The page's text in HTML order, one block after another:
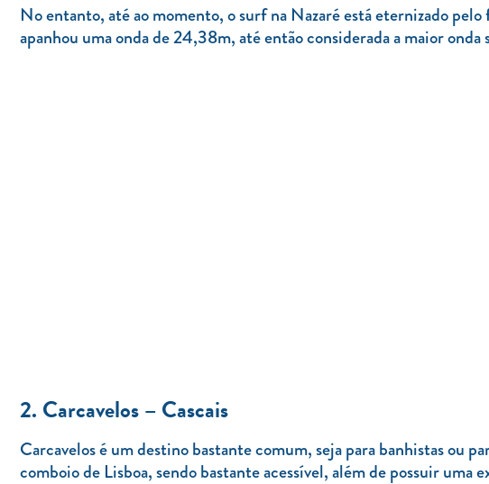
No entanto, até ao momento, o surf na Nazaré está eternizado
apanhou uma onda de 24,38m, até então considerada a maior onda
2. Carcavelos – Cascais
Carcavelos é um destino bastante comum, seja para banhistas ou
comboio de Lisboa, sendo bastante acessível, além de possuir uma